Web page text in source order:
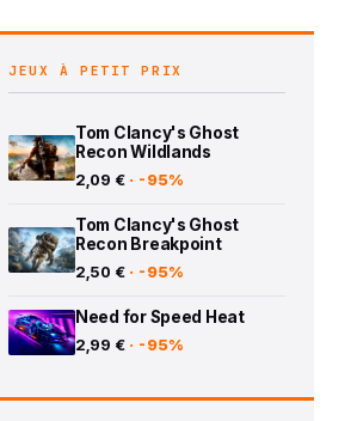
JEUX À PETIT PRIX
Tom Clancy's Ghost
Recon Wildlands
2,09 € · -95%
Tom Clancy's Ghost
Recon Breakpoint
2,50 € · -95%
Need for Speed Heat
2,99 € · -95%